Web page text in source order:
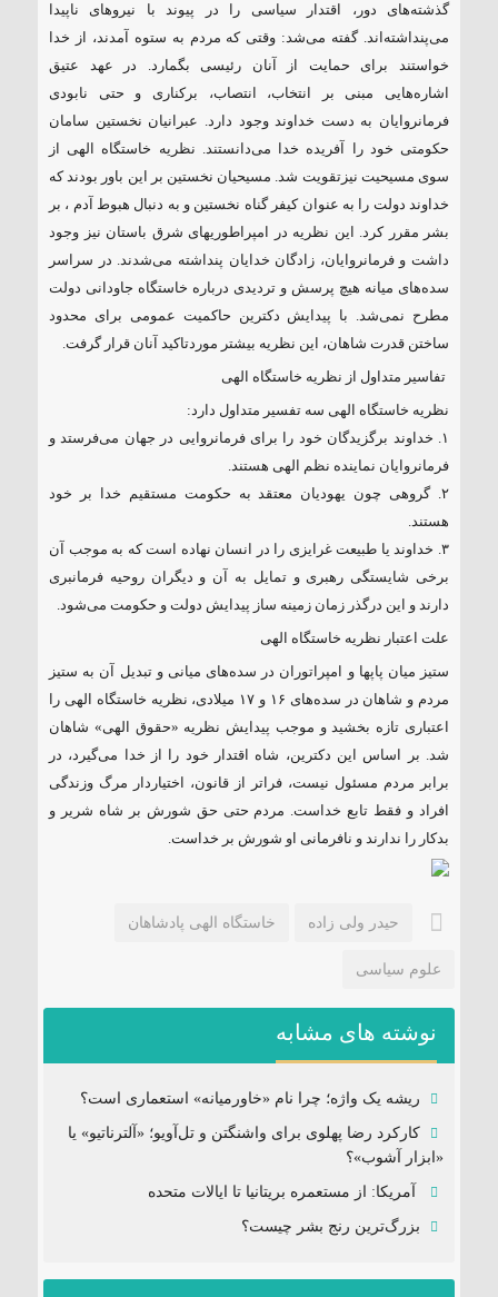
گذشته‌های دور، اقتدار سیاسی را در پیوند با نیروهای ناپیدا
می‌پنداشته‌اند. گفته می‌شد: وقتی که مردم به ستوه آمدند، از خدا
خواستند برای حمایت از آنان رئیسی بگمارد. در عهد عتیق
اشاره‌هایی مبنی بر انتخاب، انتصاب، برکناری و حتی نابودی
فرمانروایان به دست خداوند وجود دارد. عبرانیان نخستین سامان
حکومتی خود را آفریده خدا می‌دانستند. نظریه خاستگاه الهی از
سوی مسیحیت نیزتقویت شد. مسیحیان نخستین بر این باور بودند که
خداوند دولت را به عنوان کیفر گناه نخستین و به دنبال هبوط آدم ، بر
بشر مقرر کرد. این نظریه در امپراطوریهای شرق باستان نیز وجود
داشت و فرمانروایان، زادگان خدایان پنداشته می‌شدند. در سراسر
سده‌های میانه هیچ پرسش و تردیدی درباره خاستگاه جاودانی دولت
مطرح نمی‌شد. با پیدایش دکترین حاکمیت عمومی برای محدود
ساختن قدرت شاهان، این نظریه بیشتر موردتاکید آنان قرار گرفت.
تفاسیر متداول از نظریه خاستگاه الهی
نظریه خاستگاه الهی سه تفسیر متداول دارد:
۱. خداوند برگزیدگان خود را برای فرمانروایی در جهان می‌فرستد و
فرمانروایان نماینده نظم الهی هستند.
۲. گروهی چون یهودیان معتقد به حکومت مستقیم خدا بر خود
هستند.
۳. خداوند یا طبیعت غرایزی را در انسان نهاده است که به موجب آن
برخی شایستگی رهبری و تمایل به آن و دیگران روحیه فرمانبری
دارند و این درگذر زمان زمینه ساز پیدایش دولت و حکومت می‌شود.
علت اعتبار نظریه خاستگاه الهی
ستیز میان پاپها و امپراتوران در سده‌های میانی و تبدیل آن به ستیز
مردم و شاهان در سده‌های ۱۶ و ۱۷ میلادی، نظریه خاستگاه الهی را
اعتباری تازه بخشید و موجب پیدایش نظریه «حقوق الهی» شاهان
شد. بر اساس این دکترین، شاه اقتدار خود را از خدا می‌گیرد، در
برابر مردم مسئول نیست، فراتر از قانون، اختیاردار مرگ وزندگی
افراد و فقط تابع خداست. مردم حتی حق شورش بر شاه شریر و
بدکار را ندارند و نافرمانی او شورش بر خداست.
حیدر ولی زاده خاستگاه الهی پادشاهان
علوم سیاسی
نوشته های مشابه
ریشه یک واژه؛ چرا نام «خاورمیانه» استعماری است؟
کارکرد رضا پهلوی برای واشنگتن و تل‌آویو؛ «آلترناتیو» یا
«ابزار آشوب»؟
آمریکا: از مستعمره بریتانیا تا ایالات متحده
بزرگ‌ترین رنج بشر چیست؟